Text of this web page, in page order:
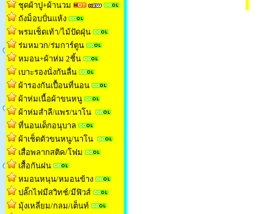
ชุดผ้าปู+ผ้านวม
ถังม็อบปั่นแห้ง
พรมเช็ดเท้า/ไม้ปัดฝุ่น
ร่มหมวก/ร่มการ์ตูน
หมอน+ผ้าห่ม 2ชิ้น
เบาะรองนั่งกันลื่น
ผ้ารองกันเปื้อนที่นอน
ผ้าห่มเนื้อผ้าขนหน
ผ้าห่มสำลี/แพร/นาโน
ที่นอนเด็กอนุบาล
ผ้าเช็ดตัวขนหนู/นาโน
เสื่อพลากสติค/โฟม
เสื้อกันฝน
หมอนหนุน/หมอนข้าง
ปลั๊กไฟมีสวิทช์/มีฟิวส์
มุ้งเหลี่ยม/กลม/เต็นท